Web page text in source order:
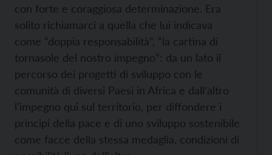
con forte e coraggiosa determinazione. Era
solito richiamarci a quella che lui indicava
come “doppia responsabilità”, “la cartina di
tornasole del nostro impegno”: da un lato il
percorso dei progetti di sviluppo con le
comunità di diversi Paesi in Africa e dall’altro
l’impegno qui sul territorio, per diffondere i
principi della pace e di uno sviluppo sostenibile
come facce della stessa medaglia, condizioni di